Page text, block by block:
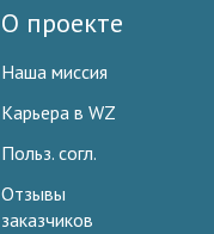
О проекте
Наша миссия
Карьера в WZ
Польз. согл.
Отзывы
заказчиков